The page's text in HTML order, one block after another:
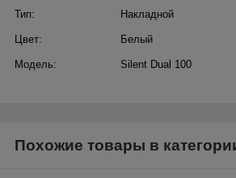
Тип: Накладной
Цвет: Белый
Модель: Silent Dual 100
Похожие товары в